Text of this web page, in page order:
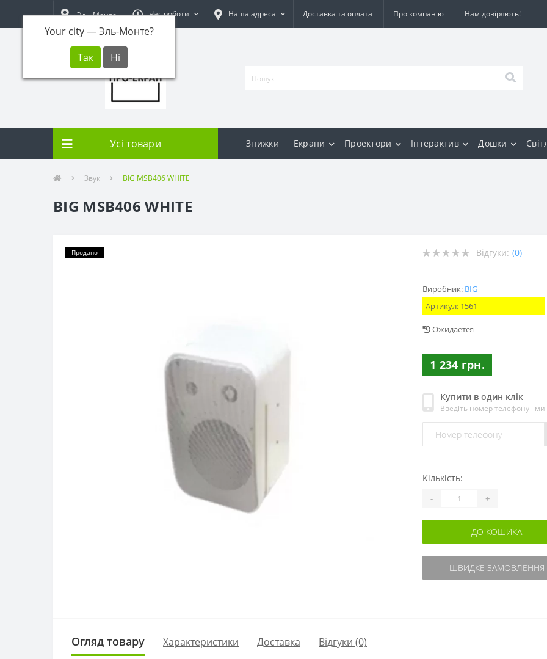
Эль-Монте
Your city —Эль-Монте?
Час роботи Наша адреса Доставка та оплата Про компанію Нам довіряють!
Усі товари Знижки Екрани Проектори Інтерактив Дошки
Звук BIG MSB406 WHITE
BIG MSB406 WHITE
Продано Відгуки: (0)
Виробник: BIG
Артикул: 1561
Ожидается
1 234 грн.
Купити в один клік
Введіть номер телефону і
Кількість:
- +
ДО КОШИКА
ШВИДКЕ ЗАМОВЛЕННЯ
Огляд товару Характеристики Доставка Відгуки (0)